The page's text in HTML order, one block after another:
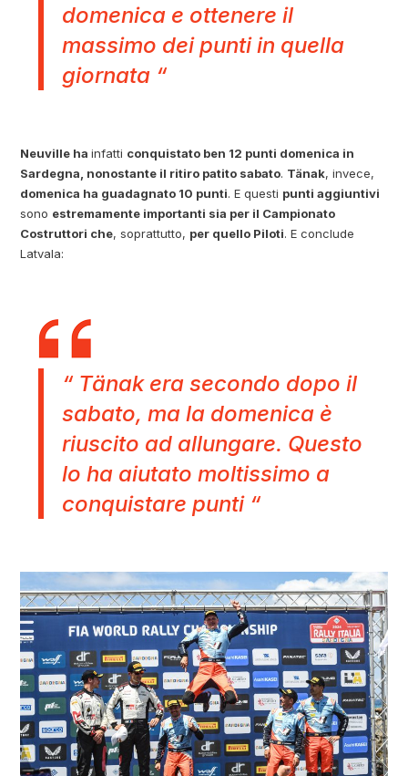
domenica e ottenere il
massimo dei punti in quella
giornata “
Neuville hainfatti conquistato ben 12 punti domenica in
Sardegna, nonostante il ritiro patito sabato. Tänak, invece,
domenica ha guadagnato 10 punti. E questi punti aggiuntivi
sono estremamente importanti sia per il Campionato
Costruttori che, soprattutto, per quello Piloti. E conclude
Latvala:
“ Tänak era secondo dopo il
sabato, ma la domenica è
riuscito ad allungare. Questo
lo ha aiutato moltissimo a
conquistare punti “